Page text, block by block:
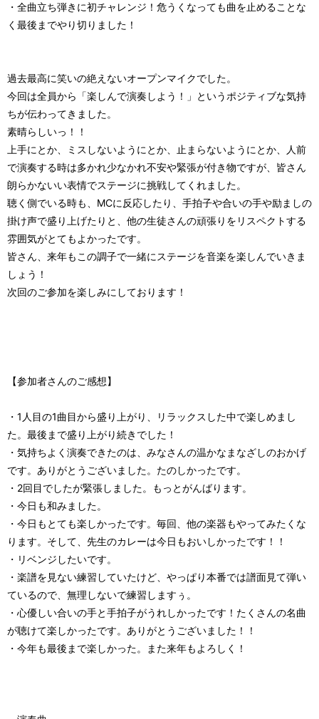
・全曲立ち弾きに初チャレンジ！危うくなっても曲を止めることな
く最後までやり切りました！
過去最高に笑いの絶えないオープンマイクでした。
今回は全員から「楽しんで演奏しよう！」というポジティブな気持
ちが伝わってきました。
素晴らしいっ！！
上手にとか、ミスしないようにとか、止まらないようにとか、人前
で演奏する時は多かれ少なかれ不安や緊張が付き物ですが、皆さん
朗らかないい表情でステージに挑戦してくれました。
聴く側でいる時も、MCに反応したり、手拍子や合いの手や励ましの
掛け声で盛り上げたりと、他の生徒さんの頑張りをリスペクトする
雰囲気がとてもよかったです。
皆さん、来年もこの調子で一緒にステージを音楽を楽しんでいきま
しょう！
次回のご参加を楽しみにしております！
【参加者さんのご感想】
・1人目の1曲目から盛り上がり、リラックスした中で楽しめまし
た。最後まで盛り上がり続きでした！
・気持ちよく演奏できたのは、みなさんの温かなまなざしのおかげ
です。ありがとうございました。たのしかったです。
・2回目でしたが緊張しました。もっとがんばります。
・今日も和みました。
・今日もとても楽しかったです。毎回、他の楽器もやってみたくな
ります。そして、先生のカレーは今日もおいしかったです！！
・リベンジしたいです。
・楽譜を見ない練習していたけど、やっぱり本番では譜面見て弾い
ているので、無理しないで練習しますぅ。
・心優しい合いの手と手拍子がうれしかったです！たくさんの名曲
が聴けて楽しかったです。ありがとうございました！！
・今年も最後まで楽しかった。また来年もよろしく！